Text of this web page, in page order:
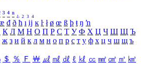
³ ⁴ ⁿ ₁ ₂ ₃ ₄
đ ð ħ ı ĳ ĸ ŀ ł ø œ ß þ ŧ ŋ ŉ
К Л М Н О П Р С Т У Ф Х Ц Ч Ш Щ Ъ
ж з и й к л м н о п р с т у ф х ц ч ш щ ъ
＄ ％ Ｆ ￦ ㎕ ㎖ ㎗ ℓ ㎘ ㏄ ㎣ ㎤ ㎥ ㎦